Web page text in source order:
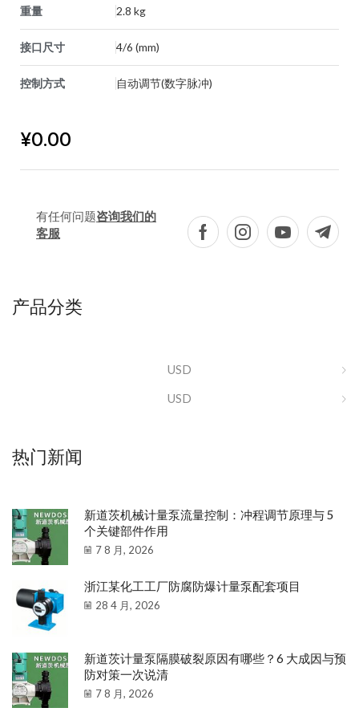
重量 2.8 kg
接口尺寸 4/6 (mm)
控制方式 自动调节(数字脉冲)
¥0.00
有任何问题咨询我们的
客服
产品分类
USD
USD
热门新闻
新道茨机械计量泵流量控制：冲程调节原理与 5
个关键部件作用
7 8 月, 2026
浙江某化工工厂防腐防爆计量泵配套项目
28 4 月, 2026
新道茨计量泵隔膜破裂原因有哪些？6 大成因与预
防对策一次说清
7 8 月, 2026